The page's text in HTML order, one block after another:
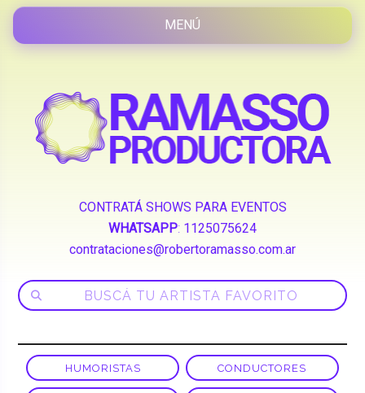
CONTRATÁ SHOWS PARA EVENTOS
WHATSAPP: 1125075624
contrataciones@robertoramasso.com.ar
HUMORISTAS CONDUCTORES